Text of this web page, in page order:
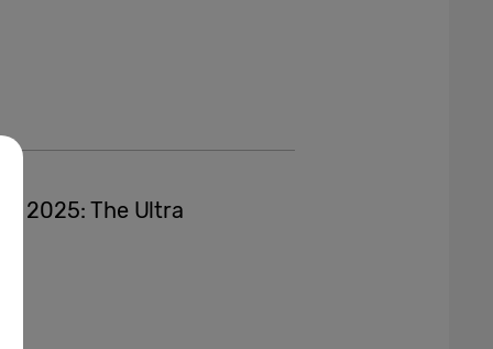
2025: The Ultra